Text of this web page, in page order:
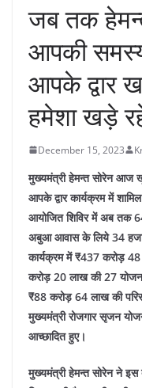
जब तक
आपकी
आपके द्वार
हमेशा खड़े
December 15, 2023
मुख्यमंत्री हेमन्त सोरेन आज
आपके द्वार कार्यक्रम में
आयोजित शिविर में अब तक
अबुआ आवास के लिये 34
कार्यक्रम में ₹437 करोड़
करोड़ 20 लाख की 27
₹88 करोड़ 64 लाख की
मुख्यमंत्री रोजगार सृजन
आच्छादित हुए।
मुख्यमंत्री हेमन्त सोरेन ने इस